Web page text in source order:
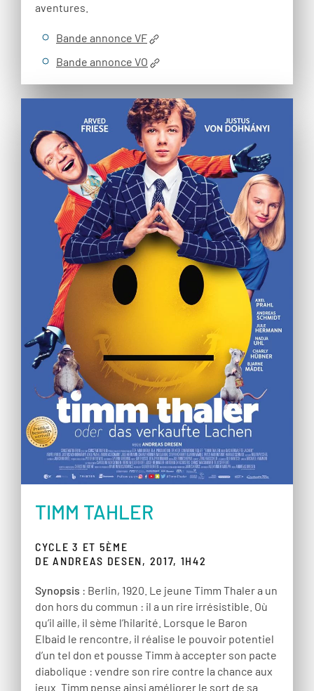
aventures.
Bande annonce VF
Bande annonce VO
TIMM TAHLER
CYCLE 3 ET 5ÈME
DE ANDREAS DESEN, 2017, 1H42
Synopsis : Berlin, 1920. Le jeune Timm Thaler a un
don hors du commun : il a un rire irrésistible. Où
qu’il aille, il sème l’hilarité. Lorsque le Baron
Elbaid le rencontre, il réalise le pouvoir potentiel
d’un tel don et pousse Timm à accepter son pacte
diabolique : vendre son rire contre la chance aux
jeux. Timm pense ainsi améliorer le sort de sa